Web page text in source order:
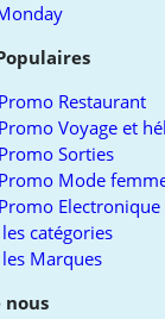
Restaurant
Voyage et
Sorties
Mode
Electronique
catégories
Marques
nous